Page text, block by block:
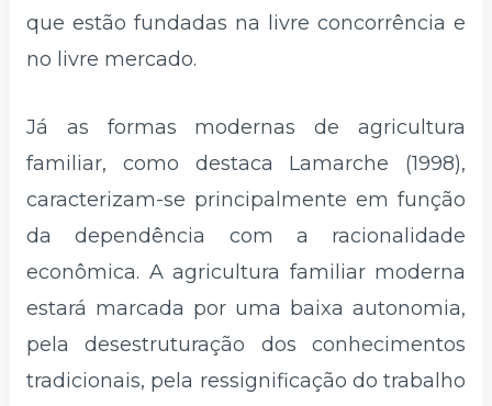
que estão fundadas na livre concorrência e
no livre mercado.
Já as formas modernas de agricultura
familiar, como destaca Lamarche (1998),
caracterizam-se principalmente em função
da dependência com a racionalidade
econômica. A agricultura familiar moderna
estará marcada por uma baixa autonomia,
pela desestruturação dos conhecimentos
tradicionais, pela ressignificação do trabalho